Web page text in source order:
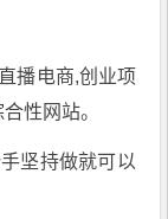
播电商,创业项
性网站。